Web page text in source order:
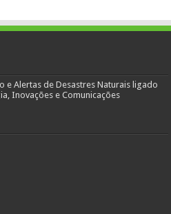
e Alertas de Desastres Naturais ligado
Inovações e Comunicações